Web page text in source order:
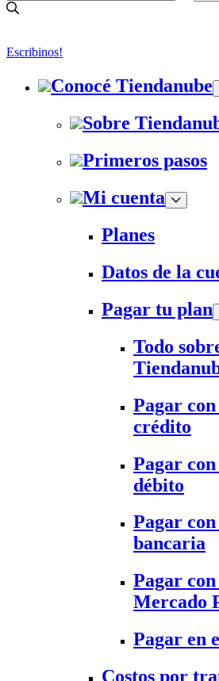
Escribinos!
Conocé Tiendanube
Sobre
Primeros pasos
Mi cuenta
Planes
Datos de la
Pagar tu plan
Todo
Pagar
crédito
Pagar
débito
Pagar
bancaria
Pagar
Mercado
Pagar en
Costos por